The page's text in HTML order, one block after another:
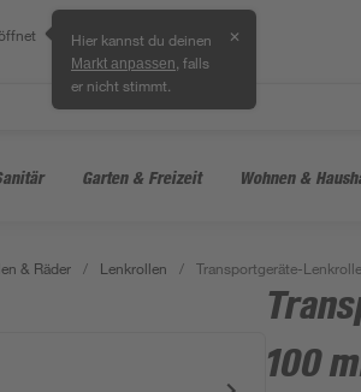
Hier kannst du deinen
Markt anpassen , falls
er nicht stimmt.
✕
Garten & Freizeit Wohnen &
& Räder / Lenkrollen / Transportgeräte-
100